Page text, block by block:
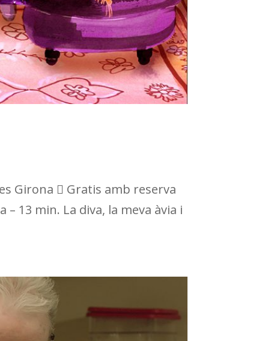
Girona  Gratis amb reserva
13 min. La diva, la meva àvia i